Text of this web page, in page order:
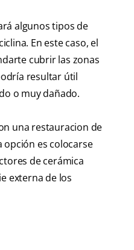
algunos tipos de
En este caso, el
cubrir las zonas
resultar útil
o muy dañado.
una restauracion de
es colocarse
de cerámica
externa de los